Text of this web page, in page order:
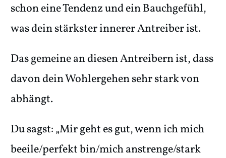
schon eine Tendenz und ein Bauchgefühl,
was dein stärkster innerer Antreiber ist.
Das gemeine an diesen Antreibern ist, dass
davon dein Wohlergehen sehr stark von
abhängt.
Du sagst: „Mir geht es gut, wenn ich mich
beeile/perfekt bin/mich anstrenge/stark